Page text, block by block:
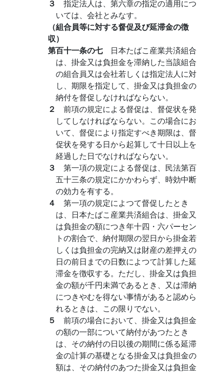
３ 指定法人は、第六章の指定の適用につ
いては、会社とみなす。
（組合員等に対する督促及び延滞金の徴
収）
第百十一条の七 日本たばこ産業共済組合
は、掛金又は負担金を滞納した当該組合
の組合員又は会社若しくは指定法人に対
し、期限を指定して、掛金又は負担金の
納付を督促しなければならない。
２ 前項の規定による督促は、督促状を発
してしなければならない。この場合にお
いて、督促により指定すべき期限は、督
促状を発する日から起算して十日以上を
経過した日でなければならない。
３ 第一項の規定による督促は、民法第百
五十三条の規定にかかわらず、時効中断
の効力を有する。
４ 第一項の規定によつて督促したとき
は、日本たばこ産業共済組合は、掛金又
は負担金の額につき年十四・六パーセン
トの割合で、納付期限の翌日から掛金若
しくは負担金の完納又は財産の差押えの
日の前日までの日数によつて計算した延
滞金を徴収する。ただし、掛金又は負担
金の額が千円未満であるとき、又は滞納
につきやむを得ない事情があると認めら
れるときは、この限りでない。
５ 前項の場合において、掛金又は負担金
の額の一部について納付があつたとき
は、その納付の日以後の期間に係る延滞
金の計算の基礎となる掛金又は負担金の
額は、その納付のあつた掛金又は負担金